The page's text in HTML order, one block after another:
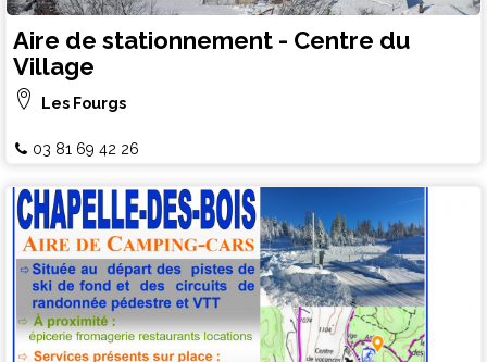
Aire de stationnement - Centre du
Village
Les Fourgs
03 81 69 42 26